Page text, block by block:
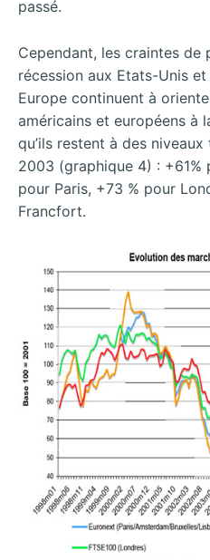
passé.
Cependant, les craintes de
récession aux Etats-Unis
Europe continuent à
américains et européens à
qu’ils restent à des
2003 (graphique 4) : +61%
pour Paris, +73 % pour
Francfort.